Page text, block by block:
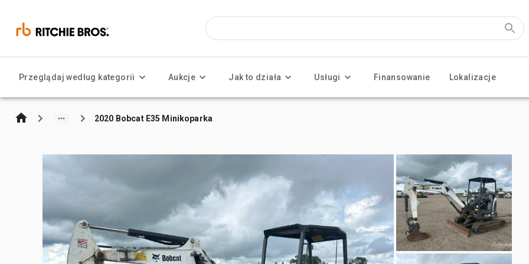
Przeglądaj według kategorii Aukcje Jak to działa Usługi Finansowanie Lokalizacje
2020 Bobcat E35 Minikoparka